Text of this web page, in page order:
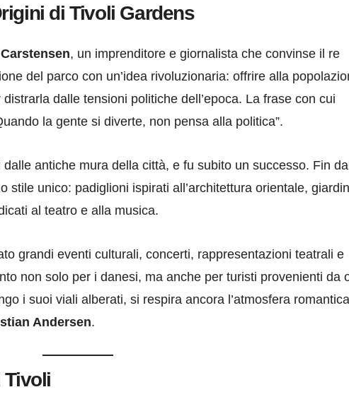
di Tivoli Gardens
, un imprenditore e giornalista che convinse il re
del parco con un’idea rivoluzionaria: offrire alla
dalle tensioni politiche dell’epoca. La frase con cui
la gente si diverte, non pensa alla politica”.
antiche mura della città, e fu subito un successo. Fin
stile unico: padiglioni ispirati all’architettura orientale,
al teatro e alla musica.
grandi eventi culturali, concerti, rappresentazioni teatrali e
non solo per i danesi, ma anche per turisti provenienti da
i suoi viali alberati, si respira ancora l’atmosfera
Andersen.
Tivoli